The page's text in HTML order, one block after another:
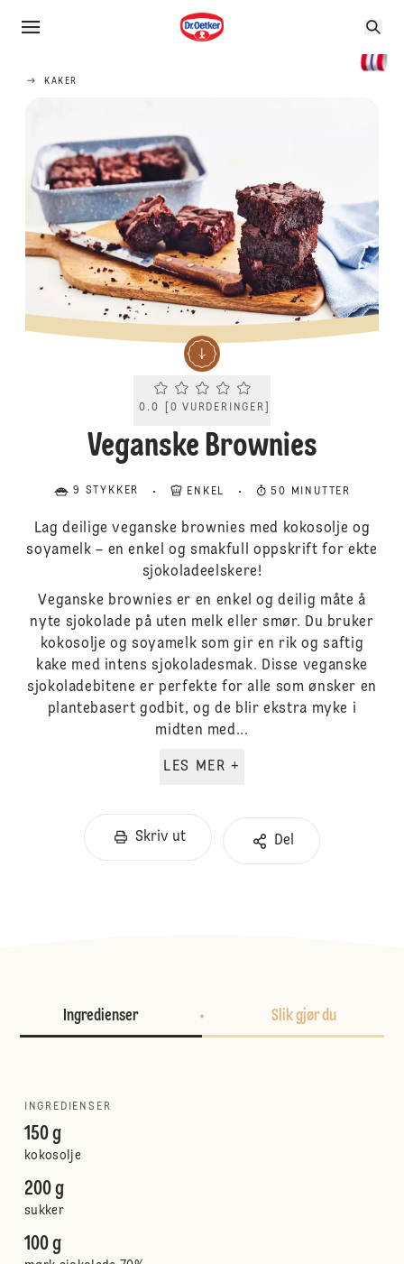
KAKER
Current rating 0.0. Click to rate.
0.0 0 VURDERINGER
Veganske Brownies
9 STYKKER ENKEL 50 MINUTTER
Lag deilige veganske brownies med kokosolje og
soyamelk – en enkel og smakfull oppskrift for ekte
sjokoladeelskere!
Veganske brownies er en enkel og deilig måte å
nyte sjokolade på uten melk eller smør. Du bruker
kokosolje og soyamelk som gir en rik og saftig
kake med intens sjokoladesmak. Disse veganske
sjokoladebitene er perfekte for alle som ønsker en
plantebasert godbit, og de blir ekstra myke i
midten med...
LES MER +
Skriv ut Del
Ingredienser Slik gjør du
INGREDIENSER
150 g
kokosolje
200 g
sukker
100 g